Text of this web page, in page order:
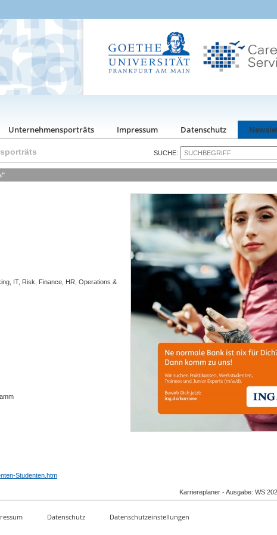
Unternehmensporträts Impressum Datenschutz
SUCHE:
IT, Risk, Finance, HR, Operations &
Studenten.htm
Karriereplaner - Ausgabe: WS
Datenschutz Datenschutzeinstellungen